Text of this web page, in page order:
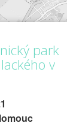
park
v